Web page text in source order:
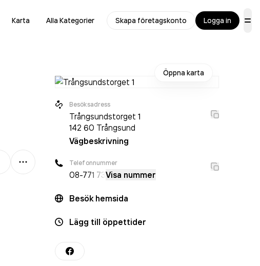
Karta Alla Kategorier Skapa företagskonto Logga in
Mer
Öppna karta
Besöksadress
Trångsundstorget 1
142 60 Trångsund
Vägbeskrivning
Telefonnummer
08-771 73Visa nummer
Besök hemsida
Lägg till öppettider